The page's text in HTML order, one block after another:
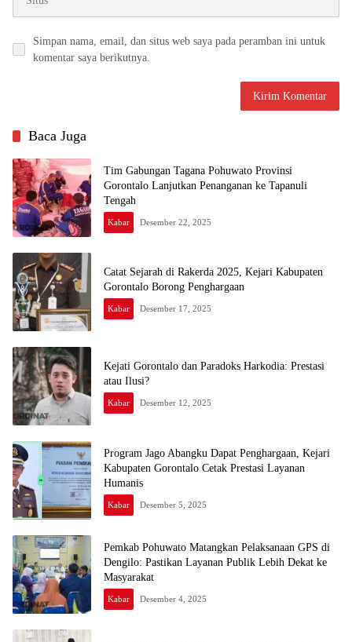
Simpan nama, email, dan situs web saya pada peramban ini untuk
komentar saya berikutnya.
Baca Juga
Tim Gabungan Tagana Pohuwato Provinsi
Gorontalo Lanjutkan Penanganan ke Tapanuli
Tengah
Kabar Desember 22, 2025
Catat Sejarah di Rakerda 2025, Kejari Kabupaten
Gorontalo Borong Penghargaan
Kabar Desember 17, 2025
Kejati Gorontalo dan Paradoks Harkodia: Prestasi
atau Ilusi?
Kabar Desember 12, 2025
Program Jago Abangku Dapat Penghargaan, Kejari
Kabupaten Gorontalo Cetak Prestasi Layanan
Humanis
Kabar Desember 5, 2025
Pemkab Pohuwato Matangkan Pelaksanaan GPS di
Dengilo: Pastikan Layanan Publik Lebih Dekat ke
Masyarakat
Kabar Desember 4, 2025